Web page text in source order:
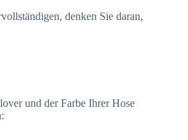
denken Sie daran,
und der Farbe Ihrer Hose